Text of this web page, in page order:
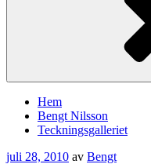
Hem
Bengt Nilsson
Teckningsgalleriet
Publicerat
juli 28, 2010 av Bengt